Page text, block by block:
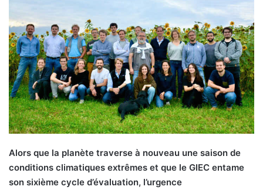
e
r
u
n
c
o
u
r
r
Alors que la planète traverse à nouveau une saison de
conditions climatiques extrêmes et que le GIEC entame
son sixième cycle d’évaluation, l’urgence